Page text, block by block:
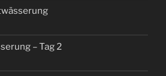
– Tag 2